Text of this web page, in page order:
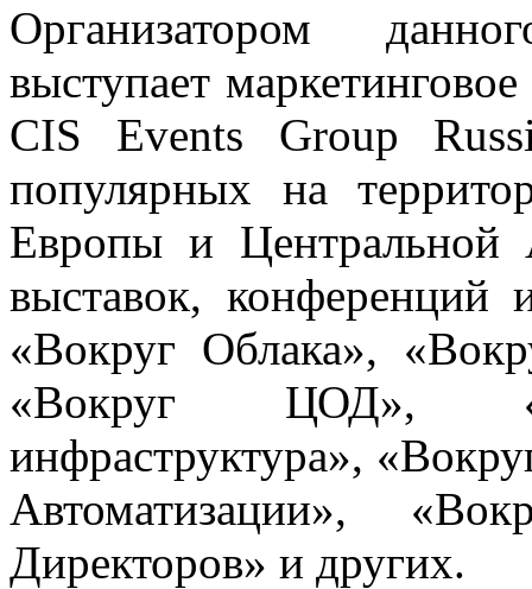
Организатором
выступает
CIS Events Group
популярных на
Европы и Центральной
выставок,
«Вокруг Облака»,
«Вокруг ЦОД»,
инфраструктура»,
Автоматизации»,
Директоров» и других.